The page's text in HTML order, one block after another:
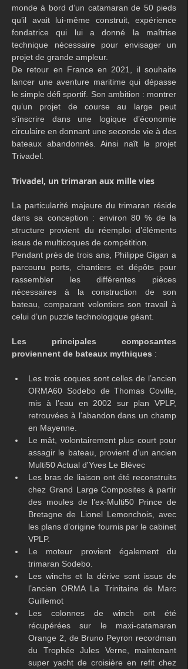
monde à bord d’un catamaran de 50 pieds
qu’il avait lui-même construit, expérience
fondatrice qui lui a donné la maîtrise
technique nécessaire pour envisager un
projet de grande ampleur.
De retour en France en 2021, il souhaite
lancer une aventure maritime qui dépasse
le simple défi sportif. Son ambition : montrer
qu’un projet de course au large peut
s’inscrire dans une logique d’économie
circulaire en donnant une seconde vie à des
bateaux abandonnés. Ainsi naît le projet
Trivadel.
Trivadel, un trimaran aux mille vies
La particularité majeure du trimaran réside
dans sa conception : environ 80 % de la
structure provient du réemploi d’éléments
issus de multicoques de compétition.
Pendant près de trois ans, Philippe Gigan a
parcouru ports, chantiers et dépôts pour
rassembler les différentes pièces
nécessaires à la construction de son
bateau, comparant volontiers son travail à
celui d’un puzzle technologique géant.
Les principales composantes
proviennent de bateaux mythiques :
Les trois coques sont celles de l’ancien
ORMA60 Sodebo de Thomas Coville,
mis à l’eau en 2002 sur plan VPLP,
retrouvées à l’abandon dans un champ
en Mayenne.
Le mât, volontairement plus court pour
assagir le bateau, provient d’un ancien
Multi50 Actual d'Yves Le Blévec
Les bras de liaison ont été reconstruits
chez Grand Large Composites à partir
des moules de l’ex-Multi50 Prince de
Bretagne de Lionel Lemonchois, avec
les plans d’origine fournis par le cabinet
VPLP.
Le moteur provient également du
trimaran Sodebo.
Les winchs et la dérive sont issus de
l’ancien ORMA La Trinitaine de Marc
Guillemot
Les colonnes de winch ont été
récupérées sur le maxi-catamaran
Orange 2, de Bruno Peyron recordman
du Trophée Jules Verne, maintenant
super yacht de croisière en refit chez